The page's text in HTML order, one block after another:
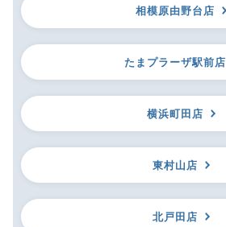
相模原由野台店
たまプラーザ駅前店
横浜町田店
東村山店
北戸田店